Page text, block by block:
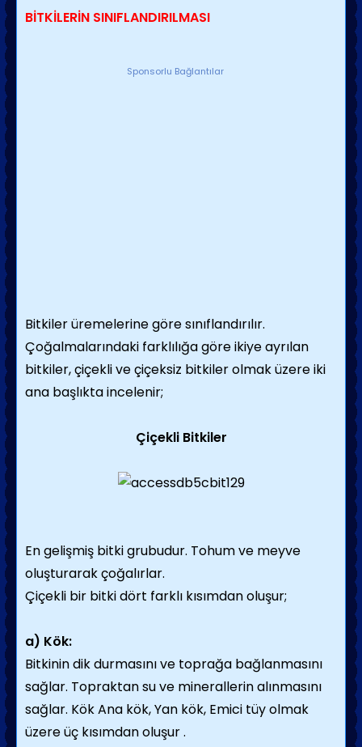
BİTKİLERİN SINIFLANDIRILMASI
Sponsorlu Bağlantılar
Bitkiler üremelerine göre sınıflandırılır.
Çoğalmalarındaki farklılığa göre ikiye ayrılan
bitkiler, çiçekli ve çiçeksiz bitkiler olmak üzere iki
ana başlıkta incelenir;
Çiçekli Bitkiler
En gelişmiş bitki grubudur. Tohum ve meyve
oluşturarak çoğalırlar.
Çiçekli bir bitki dört farklı kısımdan oluşur;
a) Kök:
Bitkinin dik durmasını ve toprağa bağlanmasını
sağlar. Topraktan su ve minerallerin alınmasını
sağlar. Kök Ana kök, Yan kök, Emici tüy olmak
üzere üç kısımdan oluşur .